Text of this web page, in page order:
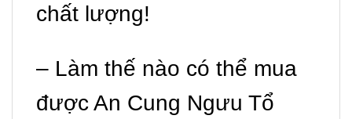
chất lượng!
– Làm thế nào có thể mua
được An Cung Ngưu Tổ